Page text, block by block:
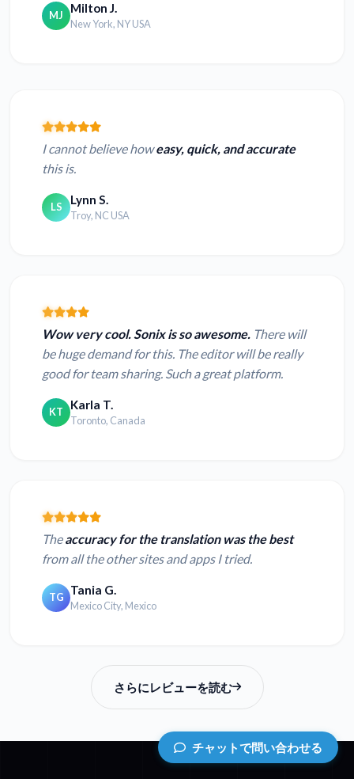
MJ Milton J.
New York, NY USA
I cannot believe howeasy, quick, and accurate
this is.
LS Lynn S.
Troy, NC USA
Wow very cool. Sonix is so awesome. There will
be huge demand for this. The editor will be really
good for team sharing. Such a great platform.
KT Karla T.
Toronto, Canada
Theaccuracy for the translation was the best
from all the other sites and apps I tried.
TG Tania G.
Mexico City, Mexico
さらにレビューを読む
チャットで問い合わせる